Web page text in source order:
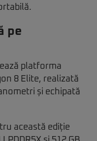
pe
platforma
8 Elite, realizată
și echipată
această ediție